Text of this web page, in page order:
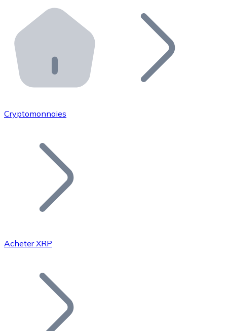
Distributeurs automatiques Bitnovo
Intégrez un ATM Bitnovo dans votre entreprise et
API Bitnovo
Intégrez notre API dans votre écosystème.
Rejoignez notre réseau de distributeurs et
Ajoutez le token de votre projet à notre service
Bitcoin
Cryptomonnaies
Acheter XRP